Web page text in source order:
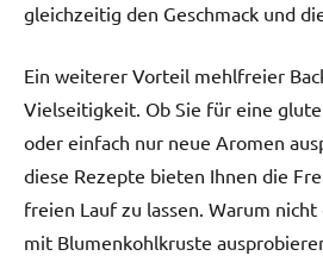
gleichzeitig den Geschmack und
Ein weiterer Vorteil mehlfreier
Vielseitigkeit. Ob Sie für eine
oder einfach nur neue Aromen
diese Rezepte bieten Ihnen die
freien Lauf zu lassen. Warum
mit Blumenkohlkruste